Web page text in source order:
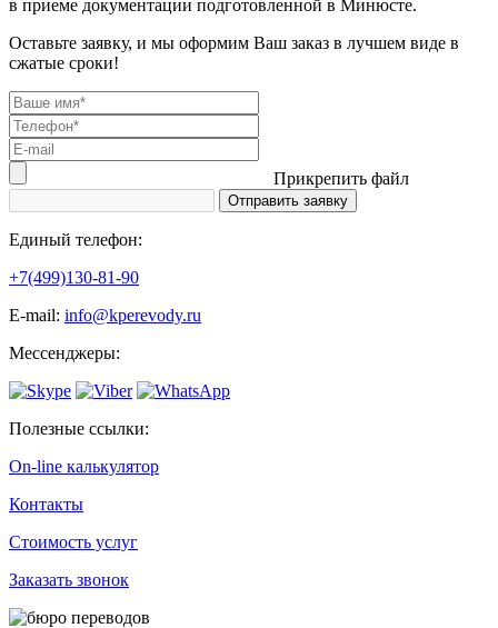
в приеме документации подготовленной в Минюсте.
Оставьте заявку, и мы оформим Ваш заказ в лучшем виде в
сжатые сроки!
Прикрепить файл
Единый телефон:
+7(499)130-81-90
Е-mail: info@kperevody.ru
Мессенджеры:
Полезные ссылки:
On-line калькулятор
Контакты
Стоимость услуг
Заказать звонок